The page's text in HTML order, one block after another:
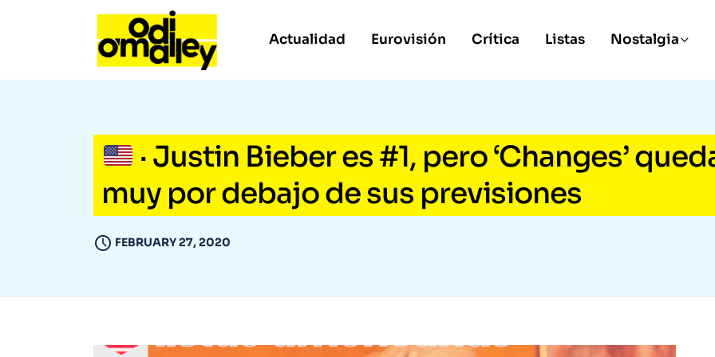
Actualidad Eurovisión Crítica Listas Nostalgia
· Justin Bieber es #1, pero ‘Changes’
muy por debajo de sus previsiones
FEBRUARY 27, 2020